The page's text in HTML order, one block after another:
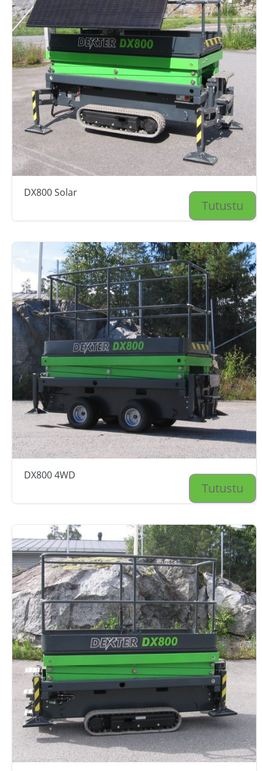
DX800 Solar
Tutustu
DX800 4WD
Tutustu